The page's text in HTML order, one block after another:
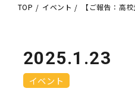
TOP イベント 【ご報告：高
2025.1.23
イベント